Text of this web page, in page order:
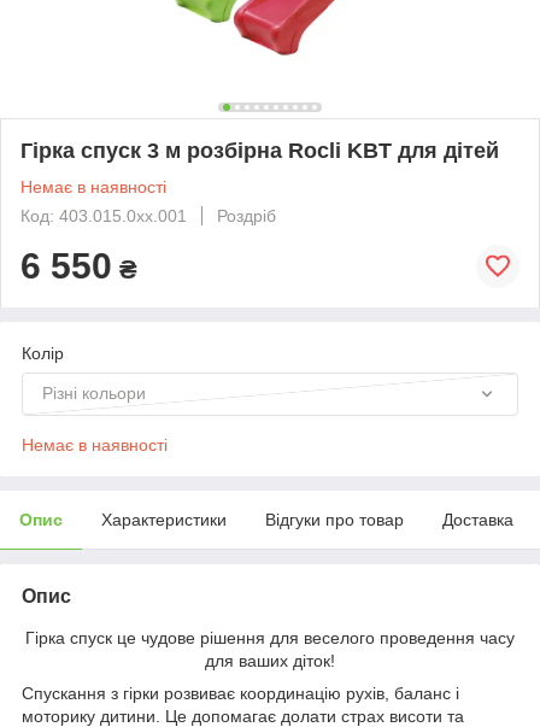
Гірка спуск 3 м розбірна Rocli KBT для дітей
Немає в наявності
Код: 403.015.0xx.001
Роздріб
6 550 ₴
Колір
Різні кольори
Немає в наявності
Опис Характеристики Відгуки про товар Доставка
Опис
Гірка спуск це чудове рішення для веселого проведення часу
для ваших діток!
Спускання з гірки розвиває координацію рухів, баланс і
моторику дитини. Це допомагає долати страх висоти та